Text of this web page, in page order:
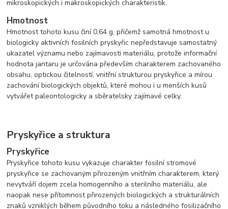
mikroskopických i makroskopických charakteristik.
Hmotnost
Hmotnost tohoto kusu činí 0,64 g, přičemž samotná hmotnost u
biologicky aktivních fosilních pryskyřic nepředstavuje samostatný
ukazatel významu nebo zajímavosti materiálu, protože informační
hodnota jantaru je určována především charakterem zachovaného
obsahu, optickou čitelností, vnitřní strukturou pryskyřice a mírou
zachování biologických objektů, které mohou i u menších kusů
vytvářet paleontologicky a sběratelsky zajímavé celky.
Pryskyřice a struktura
Pryskyřice
Pryskyřice tohoto kusu vykazuje charakter fosilní stromové
pryskyřice se zachovaným přirozeným vnitřním charakterem, který
nevytváří dojem zcela homogenního a sterilního materiálu, ale
naopak nese přítomnost přirozených biologických a strukturálních
znaků vzniklých během původního toku a následného fosilizačního